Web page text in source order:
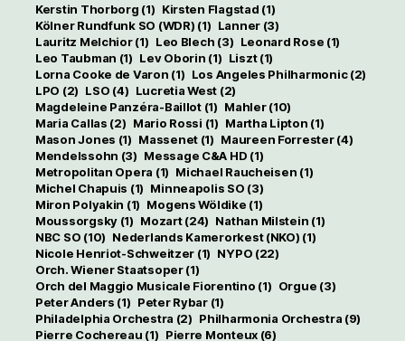
Kerstin Thorborg (1) Kirsten Flagstad (1)
Kölner Rundfunk SO (WDR) (1) Lanner (3)
Lauritz Melchior(1) Leo Blech (3) Leonard Rose (1)
Leo Taubman (1) Lev Oborin (1) Liszt(1)
Lorna Cooke de Varon (1) Los Angeles Philharmonic(2)
LPO (2) LSO (4) Lucretia West (2)
Magdeleine Panzéra-Baillot(1) Mahler(10)
Maria Callas (2) Mario Rossi (1) Martha Lipton (1)
Mason Jones (1) Massenet(1) Maureen Forrester(4)
Mendelssohn (3) Message C&A HD (1)
Metropolitan Opera (1) Michael Raucheisen (1)
Michel Chapuis (1) Minneapolis SO (3)
Miron Polyakin (1) Mogens Wöldike (1)
Moussorgsky(1) Mozart(24) Nathan Milstein (1)
NBC SO (10) Nederlands Kamerorkest (NKO) (1)
Nicole Henriot-Schweitzer (1) NYPO (22)
Orch. Wiener Staatsoper(1)
Orch del Maggio Musicale Fiorentino (1) Orgue (3)
Peter Anders (1) Peter Rybar(1)
Philadelphia Orchestra (2) Philharmonia Orchestra (9)
Pierre Cochereau (1) Pierre Monteux (6)